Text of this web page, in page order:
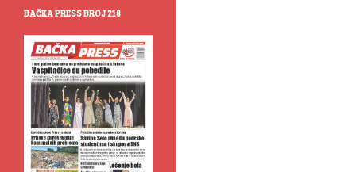
BAČKA PRESS BROJ 218